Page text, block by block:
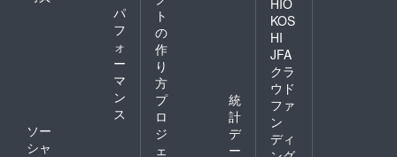
パ
フ
ォ
ー
マ
ン
ス
ソー
シャ
ト
の
作
り
方
プ
ロ
ジ
ェ
統
計
デ
ー
KOS
HI
JFA
クラ
ウド
ファ
ン
ディ